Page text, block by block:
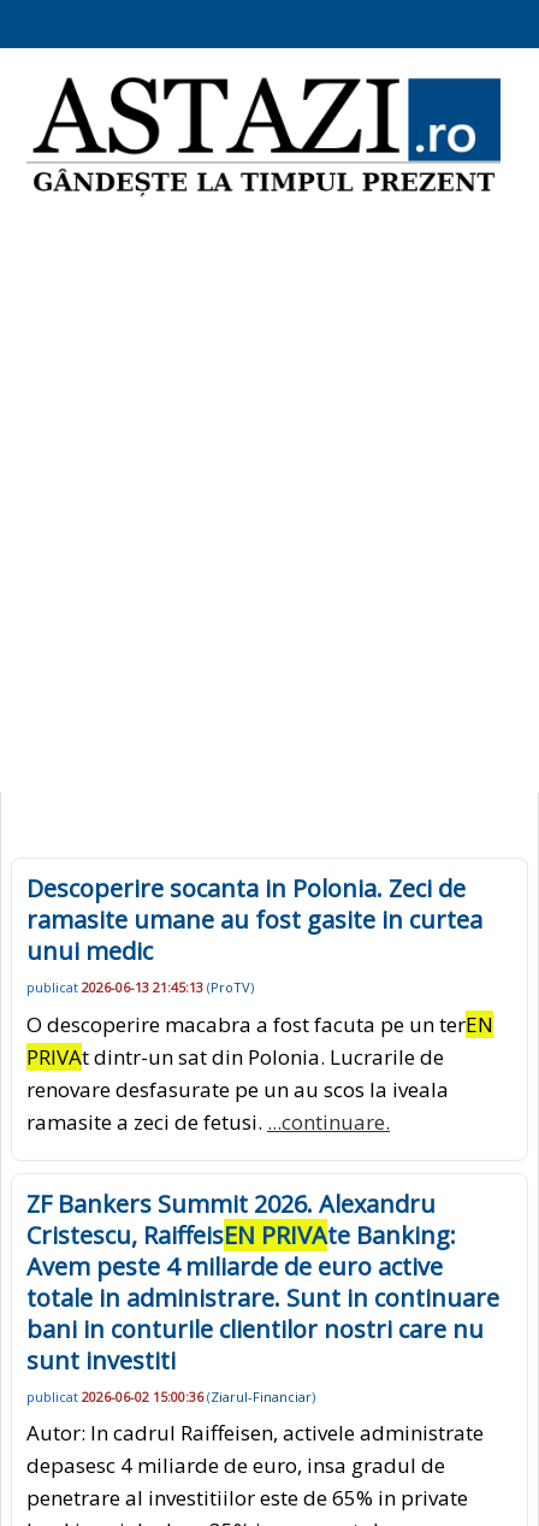
Descoperire socanta in Polonia. Zeci de
ramasite umane au fost gasite in curtea
unui medic
publicat 2026-06-13 21:45:13 (ProTV)
O descoperire macabra a fost facuta pe un terEN
PRIVAt dintr-un sat din Polonia. Lucrarile de
renovare desfasurate pe un au scos la iveala
ramasite a zeci de fetusi. ...continuare.
ZF Bankers Summit 2026. Alexandru
Cristescu, RaiffeisEN PRIVAte Banking:
Avem peste 4 miliarde de euro active
totale in administrare. Sunt in continuare
bani in conturile clientilor nostri care nu
sunt investiti
publicat 2026-06-02 15:00:36(Ziarul-Financiar)
Autor: In cadrul Raiffeisen, activele administrate
depasesc 4 miliarde de euro, insa gradul de
penetrare al investitiilor este de 65% in private